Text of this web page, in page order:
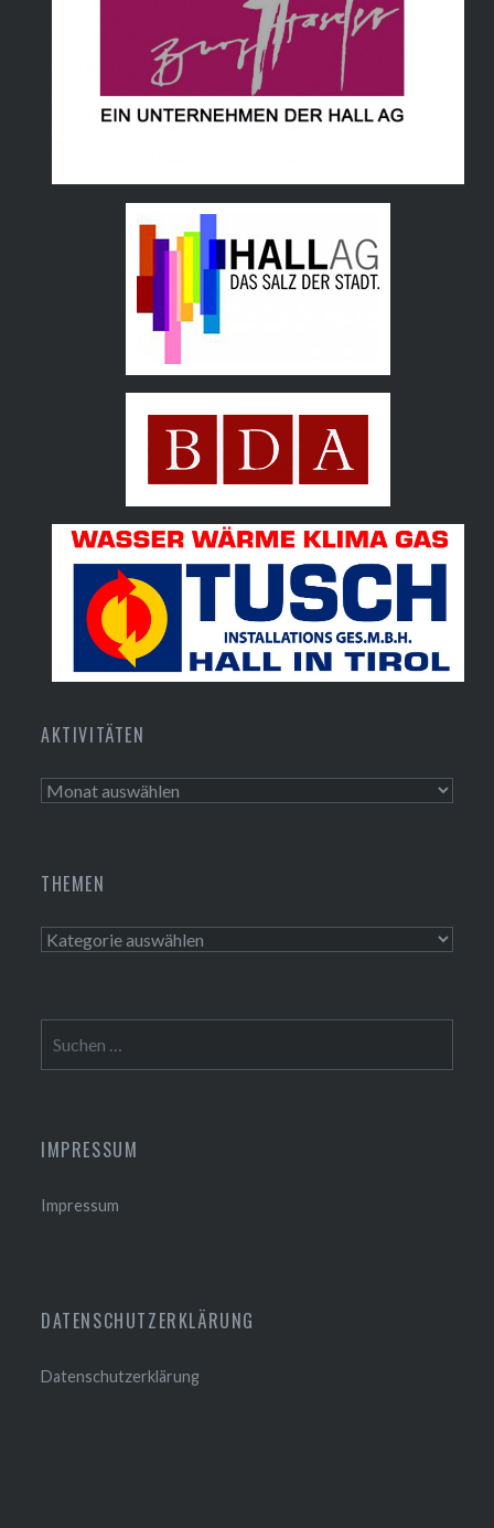
Bundesdenkmalamt
AKTIVITÄTEN
Aktivitäten
THEMEN
Themen
nach:
IMPRESSUM
Impressum
DATENSCHUTZERKLÄRUNG
Datenschutzerklärung